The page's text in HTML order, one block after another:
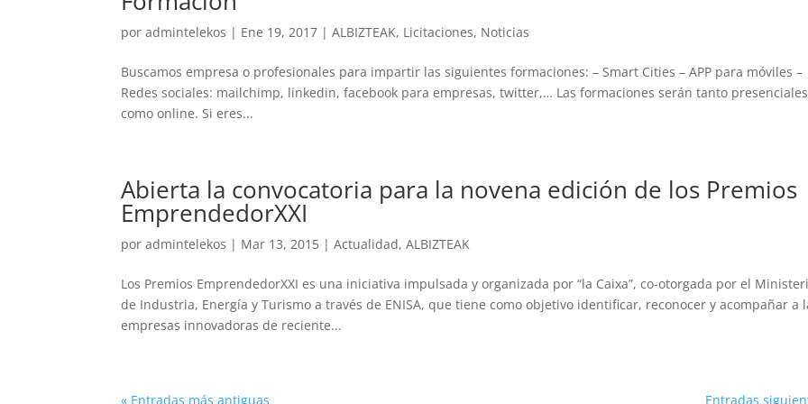
poradmintelekos | Ene 19, 2017 |ALBIZTEAK, Licitaciones, Noticias
Buscamos empresa o profesionales para impartir las siguientes formaciones: – Smart Cities – APP para móviles –
Redes sociales: mailchimp, linkedin, facebook para empresas, twitter,… Las formaciones serán tanto presenciales
como online. Si eres...
Abierta la convocatoria para la novena edición de los Premios
EmprendedorXXI
poradmintelekos | Mar 13, 2015 |Actualidad,ALBIZTEAK
Los Premios EmprendedorXXI es una iniciativa impulsada y organizada por “la Caixa”, co-otorgada por el
de Industria, Energía y Turismo a través de ENISA, que tiene como objetivo identificar, reconocer y acompañar a
empresas innovadoras de reciente...
« Entradas más antiguas Entradas